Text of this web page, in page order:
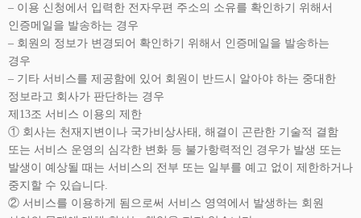
– 이용 신청에서 입력한 전자우편 주소의 소유를 확인하기 위해서
인증메일을 발송하는 경우
– 회원의 정보가 변경되어 확인하기 위해서 인증메일을 발송하는
경우
– 기타 서비스를 제공함에 있어 회원이 반드시 알아야 하는 중대한
정보라고 회사가 판단하는 경우
제13조 서비스 이용의 제한
① 회사는 천재지변이나 국가비상사태, 해결이 곤란한 기술적 결함
또는 서비스 운영의 심각한 변화 등 불가항력적인 경우가 발생 또는
발생이 예상될 때는 서비스의 전부 또는 일부를 예고 없이 제한하거나
중지할 수 있습니다.
② 서비스를 이용하게 됨으로써 서비스 영역에서 발생하는 회원